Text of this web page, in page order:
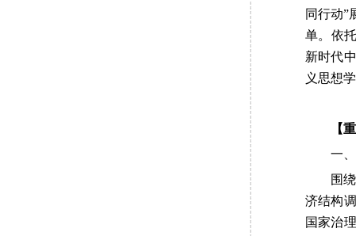
同行动”
单。依
新时代
义思想
【
一
围
济结构
国家治